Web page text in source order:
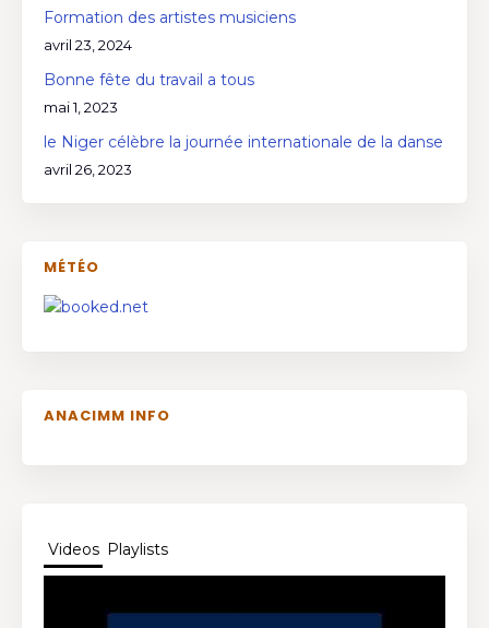
Formation des artistes musiciens
avril 23, 2024
Bonne fête du travail a tous
mai 1, 2023
le Niger célèbre la journée internationale de la danse
avril 26, 2023
MÉTÉO
ANACIMM INFO
Videos Playlists